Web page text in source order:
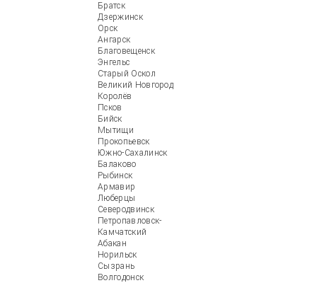
Братск
Дзержинск
Орск
Ангарск
Благовещенск
Энгельс
Старый Оскол
Великий Новгород
Королёв
Псков
Бийск
Мытищи
Прокопьевск
Южно-Сахалинск
Балаково
Рыбинск
Армавир
Люберцы
Северодвинск
Петропавловск-
Камчатский
Абакан
Норильск
Сызрань
Волгодонск